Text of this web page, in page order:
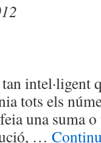
intel·ligent
tots els
una suma
…